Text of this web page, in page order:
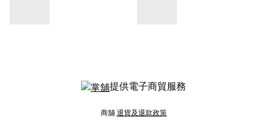
提供電子商貿服務
商舖 退貨及退款政策